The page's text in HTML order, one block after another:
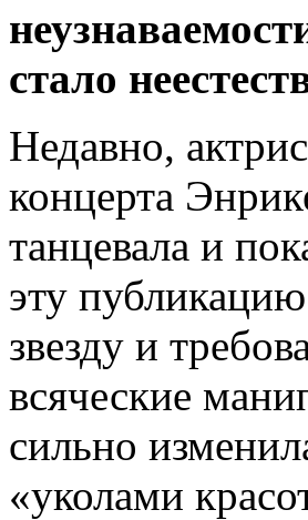
стало
Недавно,
концерта
танцевала и
эту
звезду и
всяческие
сильно
«уколами